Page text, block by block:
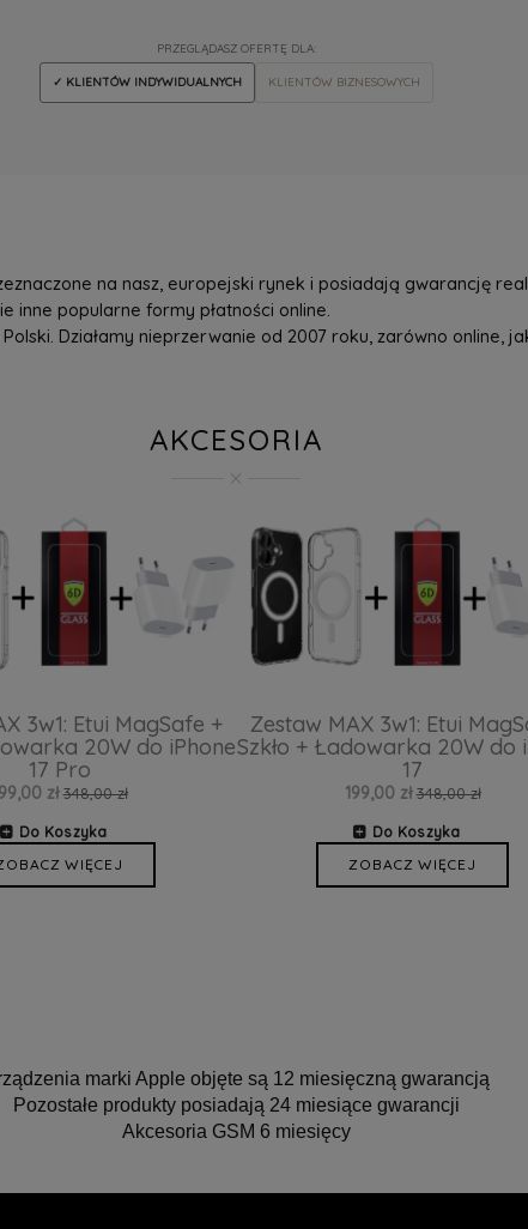
PRZEGLĄDASZ OFERTĘ DLA:
✓ KLIENTÓW INDYWIDUALNYCH KLIENTÓW BIZNESOWYCH
na nasz, europejski rynek i posiadają gwarancję
inne popularne formy płatności online.
Działamy nieprzerwanie od 2007 roku, zarówno online,
AKCESORIA
3w1: Etui MagSafe +
20W do iPhone
17 Pro
zł 348,00 zł
Do Koszyka
WIĘCEJ
Zestaw MAX 3w1: Etui
Szkło + Ładowarka 20W do
17
199,00 zł 348,00 zł
Do Koszyka
ZOBACZ WIĘCEJ
marki Apple objęte są 12 miesięczną gwarancją
Pozostałe produkty posiadają 24 miesiące gwarancji
Akcesoria GSM 6 miesięcy